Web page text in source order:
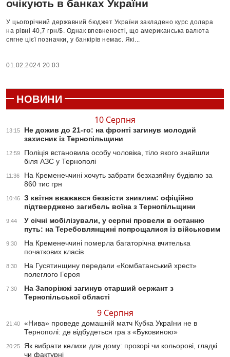
очікують в банках України
У цьогорічний державний бюджет України закладено курс долара
на рівні 40,7 грн/$. Однак впевненості, що американська валюта
сягне цієї позначки, у банкірів немає. Які...
01.02.2024 20:03
НОВИНИ
10 Серпня
13:15
Не дожив до 21-го: на фронті загинув молодий
захисник із Тернопільщини
12:59
Поліція встановила особу чоловіка, тіло якого знайшли
біля АЗС у Тернополі
11:36
На Кременеччині хочуть забрати безхазяйну будівлю за
860 тис грн
10:46
З квітня вважався безвісти зниклим: офіційно
підтверджено загибель воїна з Тернопільщини
9:44
У січні мобілізували, у серпні провели в останню
путь: на Теребовлянщині попрощалися із військовим
9:30
На Кременеччині померла багаторічна вчителька
початкових класів
8:30
На Гусятинщину передали «Комбатанський хрест»
полеглого Героя
7:30
На Запоріжжі загинув старший сержант з
Тернопільської області
9 Серпня
21:40
«Нива» проведе домашній матч Кубка України не в
Тернополі: де відбудеться гра з «Буковиною»
20:25
Як вибрати келихи для дому: прозорі чи кольорові, гладкі
чи фактурні